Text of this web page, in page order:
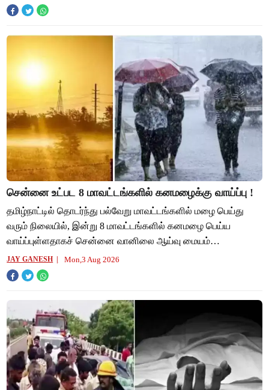
கொடி
சென்னை உட்பட 8 மாவட்டங்களில் கனமழைக்கு வாய்ப்பு !
தமிழ்நாட்டில் தொடர்ந்து பல்வேறு மாவட்டங்களில் மழை பெய்து
வரும் நிலையில், இன்று 8 மாவட்டங்களில் கனமழை பெய்ய
வாய்ப்புள்ளதாகச் சென்னை வானிலை ஆய்வு மையம்
தெரிவித்துள்ளது. அதன்படி காஞ்சிபுரம், செங்கல்பட்ட
JAY GANESH Mon,3 Aug 2026